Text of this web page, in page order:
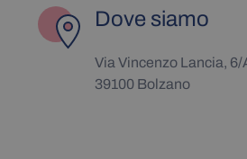
Dove siamo
Via Vincenzo Lancia, 6/
39100 Bolzano